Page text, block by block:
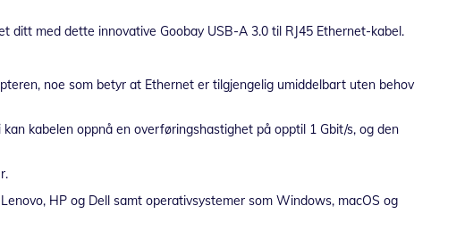
med dette innovative Goobay USB-A 3.0 til RJ45 Ethernet-kabel.
noe som betyr at Ethernet er tilgjengelig umiddelbart uten behov
kabelen oppnå en overføringshastighet på opptil 1 Gbit/s, og den
HP og Dell samt operativsystemer som Windows, macOS og